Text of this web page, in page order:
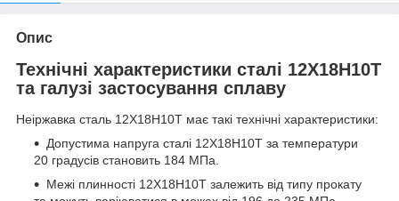
Опис
Технічні характеристики сталі 12Х18Н10Т
та галузі застосування сплаву
Неіржавка сталь 12Х18Н10Т має такі технічні характеристики:
Допустима напруга сталі 12Х18Н10T за температури
20 градусів становить 184 МПа.
Межі плинності 12Х18Н10Т залежить від типу прокату